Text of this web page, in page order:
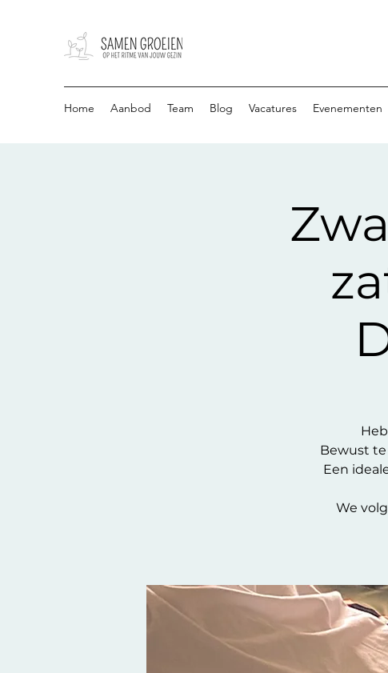
Home Aanbod Team Blog Vacatures Evenementen
Bewust
Een
We